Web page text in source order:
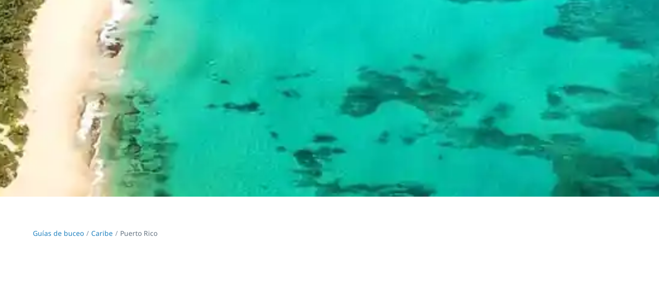
Guías de buceo Caribe Puerto Rico